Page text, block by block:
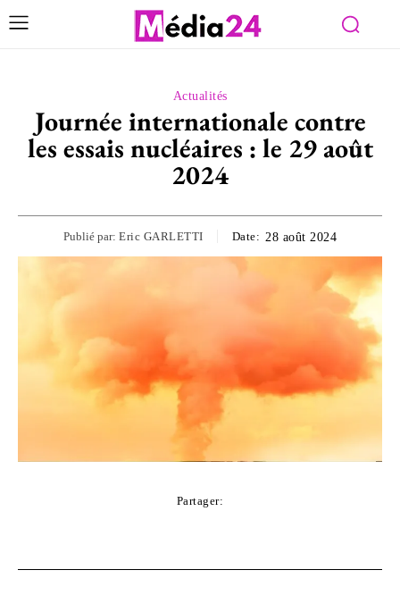
Actualités
Journée internationale contre
les essais nucléaires : le 29 août
2024
Publié par: Eric GARLETTI Date: 28 août 2024
Partager: